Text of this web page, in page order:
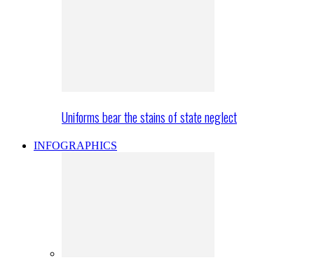
Uniforms bear the stains of state neglect
INFOGRAPHICS